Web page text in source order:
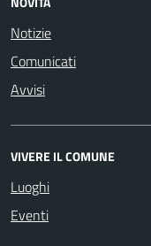
Notizie
Comunicati
Avvisi
VIVERE IL COMUNE
Luoghi
Eventi